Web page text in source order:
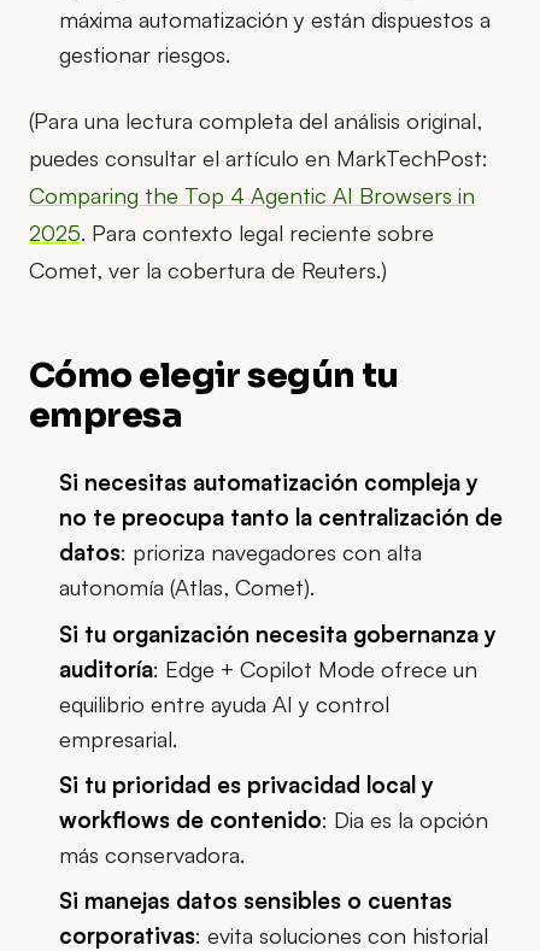
máxima automatización y están dispuestos a
gestionar riesgos.
(Para una lectura completa del análisis original,
puedes consultar el artículo en MarkTechPost:
Comparing the Top 4 Agentic AI Browsers in
2025. Para contexto legal reciente sobre
Comet, ver la cobertura de Reuters.)
Cómo elegir según tu
empresa
Si necesitas automatización compleja y
no te preocupa tanto la centralización de
datos: prioriza navegadores con alta
autonomía (Atlas, Comet).
Si tu organización necesita gobernanza y
auditoría: Edge + Copilot Mode ofrece un
equilibrio entre ayuda AI y control
empresarial.
Si tu prioridad es privacidad local y
workflows de contenido: Dia es la opción
más conservadora.
Si manejas datos sensibles o cuentas
corporativas: evita soluciones con historial